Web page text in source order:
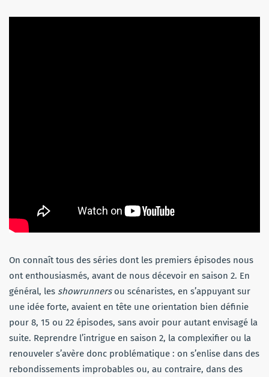
On connaît tous des séries dont les premiers épisodes nous
ont enthousiasmés, avant de nous décevoir en saison 2. En
général, les showrunnersou scénaristes, en s’appuyant sur
une idée forte, avaient en tête une orientation bien définie
pour 8, 15 ou 22 épisodes, sans avoir pour autant envisagé la
suite. Reprendre l’intrigue en saison 2, la complexifier ou la
renouveler s’avère donc problématique : on s’enlise dans des
rebondissements improbables ou, au contraire, dans des